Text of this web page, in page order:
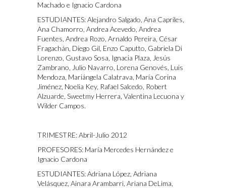
Machado e Ignacio Cardona
ESTUDIANTES: Alejandro Salgado, Ana Capriles,
Ana Chamorro, Andrea Acevedo, Andrea
Fuentes, Andrea Rozo, Arnaldo Pereira, César
Fragachán, Diego Gil, Enzo Caputto, Gabriela Di
Lorenzo, Gustavo Sosa, Ignacia Plaza, Jesús
Zambrano, Julio Navarro, Lorena Genovés, Luis
Mendoza, Mariángela Calatrava, María Corina
Jiménez, Noelia Key, Rafael Salcedo, Robert
Alzuarde, Sweetmy Herrera, Valentina Lecuona y
Wilder Campos.
TRIMESTRE: Abril-Julio 2012
PROFESORES: María Mercedes Hernández e
Ignacio Cardona
ESTUDIANTES: Adriana López, Adriana
Velásquez, Ainara Arambarri, Ariana DeLima,